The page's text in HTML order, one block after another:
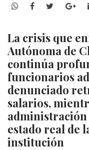
WhatsApp
Facebook
Twitter
La crisis que
Autónoma de
continúa
funcionarios
denunciado
salarios,
administración
estado real de
institución